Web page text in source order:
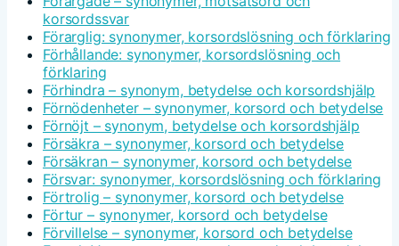
korsordssvar
Förarglig: synonymer, korsordslösning och förklaring
Förhållande: synonymer, korsordslösning och
förklaring
Förhindra – synonym, betydelse och korsordshjälp
Förnödenheter – synonymer, korsord och betydelse
Förnöjt – synonym, betydelse och korsordshjälp
Försäkra – synonymer, korsord och betydelse
Försäkran – synonymer, korsord och betydelse
Försvar: synonymer, korsordslösning och förklaring
Förtrolig – synonymer, korsord och betydelse
Förtur – synonymer, korsord och betydelse
Förvillelse – synonymer, korsord och betydelse